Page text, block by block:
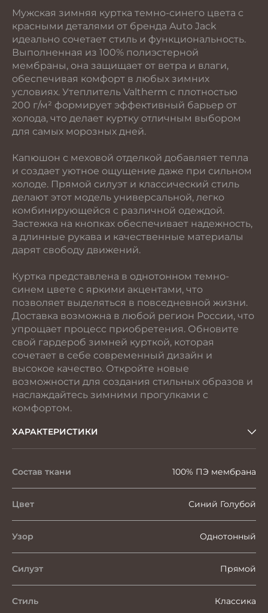
Мужская зимняя куртка темно-синего цвета с
красными деталями от бренда Auto Jack
идеально сочетает стиль и функциональность.
Выполненная из 100% полиэстерной
мембраны, она защищает от ветра и влаги,
обеспечивая комфорт в любых зимних
условиях. Утеплитель Valtherm с плотностью
200 г/м² формирует эффективный барьер от
холода, что делает куртку отличным выбором
для самых морозных дней.
Капюшон с меховой отделкой добавляет тепла
и создает уютное ощущение даже при сильном
холоде. Прямой силуэт и классический стиль
делают этот модель универсальной, легко
комбинирующейся с различной одеждой.
Застежка на кнопках обеспечивает надежность,
а длинные рукава и качественные материалы
дарят свободу движений.
Куртка представлена в однотонном темно-
синем цвете с яркими акцентами, что
позволяет выделяться в повседневной жизни.
Доставка возможна в любой регион России, что
упрощает процесс приобретения. Обновите
свой гардероб зимней курткой, которая
сочетает в себе современный дизайн и
высокое качество. Откройте новые
возможности для создания стильных образов и
наслаждайтесь зимними прогулками с
комфортом.
ХАРАКТЕРИСТИКИ
Состав ткани 100% ПЭ мембрана
Цвет Синий Голубой
Узор Однотонный
Силуэт Прямой
Стиль Классика